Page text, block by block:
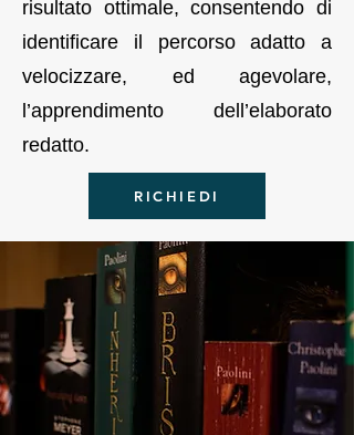
risultato ottimale, consentendo di
identificare il percorso adatto a
velocizzare, ed agevolare,
l’apprendimento dell’elaborato
redatto.
RICHIEDI